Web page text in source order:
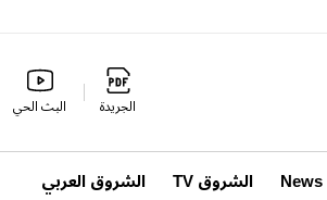
الجريدة البث الحي
الشروق TV الشروق العربي